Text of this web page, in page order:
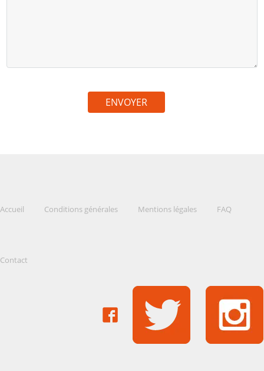
Accueil Conditions générales Mentions légales FAQ
Contact